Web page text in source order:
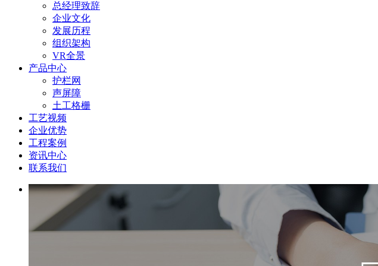
总经理致辞
企业文化
发展历程
组织架构
VR全景
产品中心
护栏网
声屏障
土工格栅
工艺视频
企业优势
工程案例
资讯中心
联系我们